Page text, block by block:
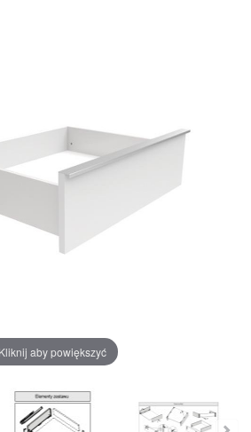
Kliknij aby powiększyć